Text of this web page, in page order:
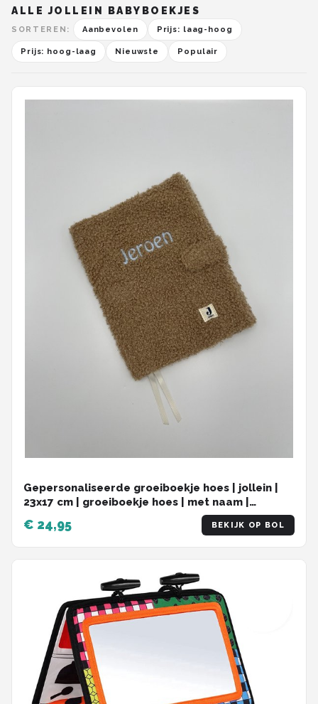
ALLE JOLLEIN BABYBOEKJES
SORTEREN: Aanbevolen Prijs: laag-hoog
Prijs: hoog-laag Nieuwste Populair
Gepersonaliseerde groeiboekje hoes | jollein |
23x17 cm | groeiboekje hoes | met naam |
newborn | boucle biscuit | boucle naturel
€ 24,95 BEKIJK OP BOL